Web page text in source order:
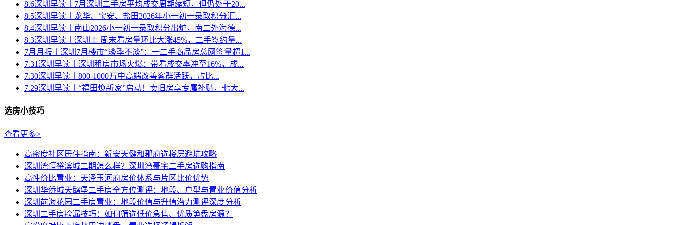
8.6深圳早读丨7月深圳二手房平均成交周期缩短，但仍处于20...
8.5深圳早读丨龙华、宝安、盐田2026年小一初一录取积分汇...
8.4深圳早读丨南山2026小一初一录取积分出炉，南二外海德...
8.3深圳早读丨深圳上 周末看房量环比大涨45%，二手签约量...
7月月报丨深圳7月楼市“淡季不淡”：一二手商品房总网签量超1...
7.31深圳早读丨深圳租房市场火爆：带看成交率冲至16%，成...
7.30深圳早读丨800-1000万中高端改善客群活跃，占比...
7.29深圳早读丨“福田焕新家”启动！卖旧房享专属补贴，七大...
选房小技巧
查看更多>
高密度社区居住指南：新安天健和郡府选楼层避坑攻略
深圳湾恒裕滨城二期怎么样？深圳湾豪宅二手房选购指南
高性价比置业：天泽玉河府房价体系与片区比价优势
深圳华侨城天鹅堡二手房全方位测评：地段、户型与置业价值分析
深圳前海花园二手房置业：地段价值与升值潜力测评深度分析
深圳二手房捡漏技巧：如何筛选低价急售、优质笋盘房源？